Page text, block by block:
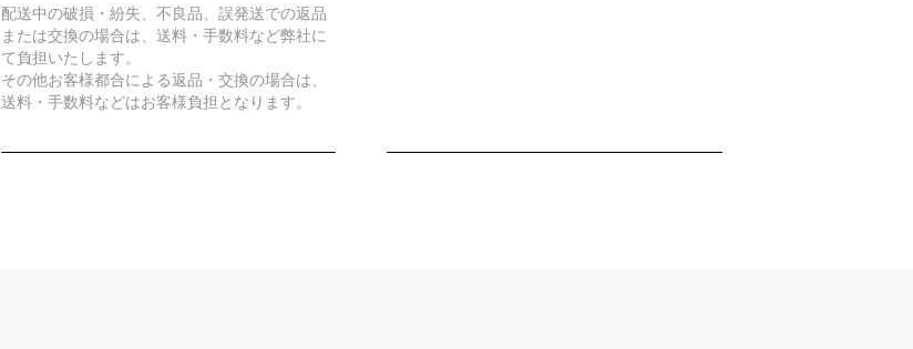
配送中の破損・紛失、不良品、誤発送での返品
または交換の場合は、送料・手数料など弊社に
て負担いたします。
その他お客様都合による返品・交換の場合は、
送料・手数料などはお客様負担となります。